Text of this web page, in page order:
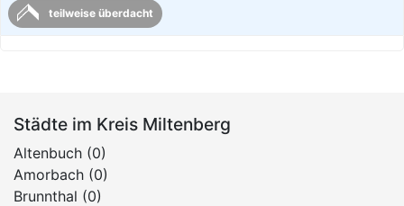
teilweise überdacht
Städte im Kreis Miltenberg
Altenbuch (0)
Amorbach (0)
Brunnthal (0)